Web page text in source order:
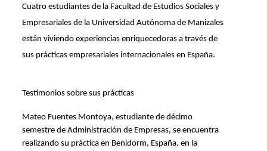
Cuatro estudiantes de la Facultad de Estudios Sociales y
Empresariales de la Universidad Autónoma de Manizales
están viviendo experiencias enriquecedoras a través de
sus prácticas empresariales internacionales en España.
Testimonios sobre sus prácticas
Mateo Fuentes Montoya, estudiante de décimo
semestre de Administración de Empresas, se encuentra
realizando su práctica en Benidorm, España, en la